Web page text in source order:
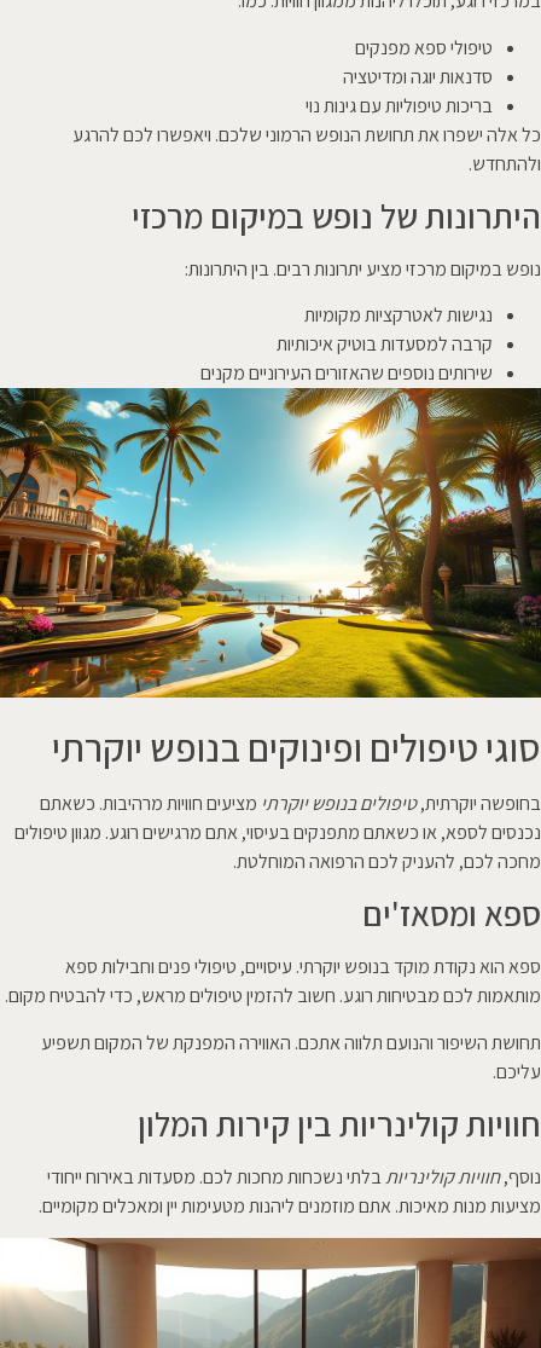
טיפולי ספא מפנקים
סדנאות יוגה ומדיטציה
בריכות טיפוליות עם גינות נוי
כל אלה ישפרו את תחושת הנופש הרמוני שלכם. ויאפשרו לכם להרגע
ולהתחדש.
היתרונות של נופש במיקום מרכזי
נופש במיקום מרכזי מציע יתרונות רבים. בין היתרונות:
נגישות לאטרקציות מקומיות
קרבה למסעדות בוטיק איכותיות
שירותים נוספים שהאזורים העירוניים מקנים
סוגי טיפולים ופינוקים בנופש יוקרתי
בחופשה יוקרתית,טיפולים בנופש יוקרתי מציעים חוויות מרהיבות. כשאתם
נכנסים לספא, או כשאתם מתפנקים בעיסוי, אתם מרגישים רוגע. מגוון טיפולים
מחכה לכם, להעניק לכם הרפואה המוחלטת.
ספא ומסאז'ים
ספא הוא נקודת מוקד בנופש יוקרתי. עיסויים, טיפולי פנים וחבילות ספא
מותאמות לכם מבטיחות רוגע. חשוב להזמין טיפולים מראש, כדי להבטיח מקום.
תחושת השיפור והנועם תלווה אתכם. האווירה המפנקת של המקום תשפיע
עליכם.
חוויות קולינריות בין קירות המלון
נוסף,חוויות קולינריותבלתי נשכחות מחכות לכם. מסעדות באירוח ייחודי
מציעות מנות מאיכות. אתם מוזמנים ליהנות מטעימות יין ומאכלים מקומיים.